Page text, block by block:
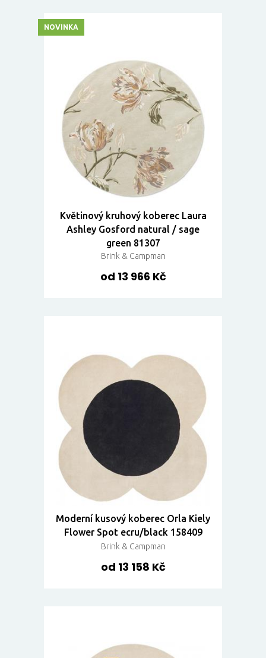
Květinový kruhový koberec Laura
Ashley Gosford natural / sage
green 81307
Brink & Campman
od 13 966 Kč
NOVINKA
Moderní kusový koberec Orla Kiely
Flower Spot ecru/black 158409
Brink & Campman
od 13 158 Kč